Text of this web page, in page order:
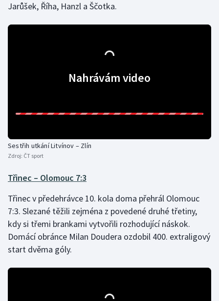
Jarůšek, Říha, Hanzl a Ščotka.
Nahrávám video
Sestřih utkání Litvínov – Zlín
Zdroj: ČT sport
Třinec – Olomouc 7:3
Třinec v předehrávce 10. kola doma přehrál Olomouc
7:3. Slezané těžili zejména z povedené druhé třetiny,
kdy si třemi brankami vytvořili rozhodující náskok.
Domácí obránce Milan Doudera ozdobil 400. extraligový
start dvěma góly.